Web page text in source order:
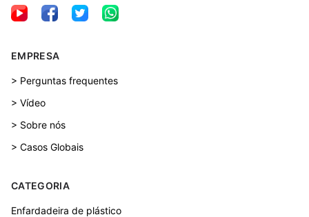
EMPRESA
> Perguntas frequentes
> Vídeo
> Sobre nós
> Casos Globais
CATEGORIA
Enfardadeira de plástico